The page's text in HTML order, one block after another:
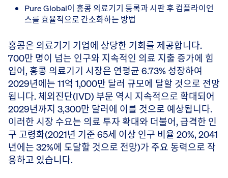
Pure Global이 홍콩 의료기기 등록과 시판 후 컴플라이언
스를 효율적으로 간소화하는 방법
홍콩은 의료기기 기업에 상당한 기회를 제공합니다.
700만 명이 넘는 인구와 지속적인 의료 지출 증가에 힘
입어, 홍콩 의료기기 시장은 연평균 6.73% 성장하여
2029년에는 11억 1,000만 달러 규모에 달할 것으로 전망
됩니다. 체외진단(IVD) 부문 역시 지속적으로 확대되어
2029년까지 3,300만 달러에 이를 것으로 예상됩니다.
이러한 시장 수요는 의료 투자 확대와 더불어, 급격한 인
구 고령화(2021년 기준 65세 이상 인구 비율 20%, 2041
년에는 32%에 도달할 것으로 전망)가 주요 동력으로 작
용하고 있습니다.